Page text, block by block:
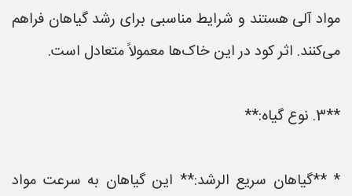
مواد آلی هستند و شرایط مناسبی برای رشد گیاهان فراهم
می‌کنند. اثر کود در این خاک‌ها معمولاً متعادل است.
**3. نوع گیاه:**
* **گیاهان سریع الرشد:** این گیاهان به سرعت مواد